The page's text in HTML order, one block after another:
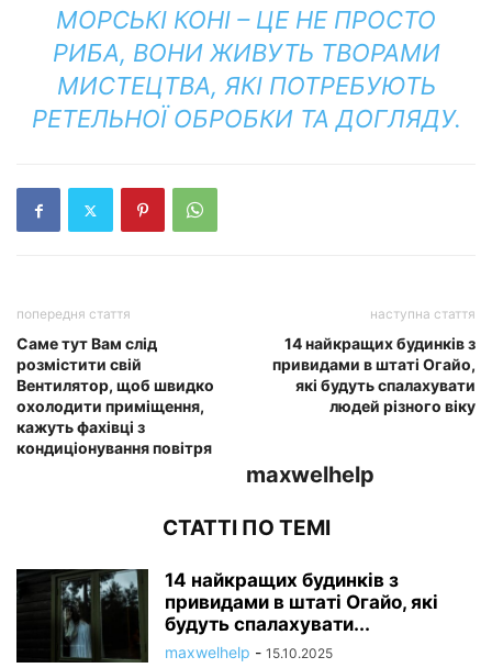
МОРСЬКІ КОНІ – ЦЕ НЕ ПРОСТО
РИБА, ВОНИ ЖИВУТЬ ТВОРАМИ
МИСТЕЦТВА, ЯКІ ПОТРЕБУЮТЬ
РЕТЕЛЬНОЇ ОБРОБКИ ТА ДОГЛЯДУ.
попередня стаття
Саме тут Вам слід
розмістити свій
Вентилятор, щоб швидко
охолодити приміщення,
кажуть фахівці з
кондиціонування повітря
наступна стаття
14 найкращих будинків з
привидами в штаті Огайо,
які будуть спалахувати
людей різного віку
maxwelhelp
СТАТТІ ПО ТЕМІ
14 найкращих будинків з
привидами в штаті Огайо, які
будуть спалахувати...
maxwelhelp - 15.10.2025